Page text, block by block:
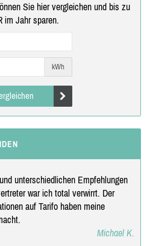
Sie hier vergleichen und bis zu
im Jahr sparen.
kWh
unterschiedlichen Empfehlungen
war ich total verwirrt. Der
auf Tarifo haben meine
Michael K.